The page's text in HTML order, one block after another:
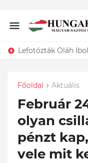
Főoldal Aktuális
Február
olyan
pénzt
vele mit